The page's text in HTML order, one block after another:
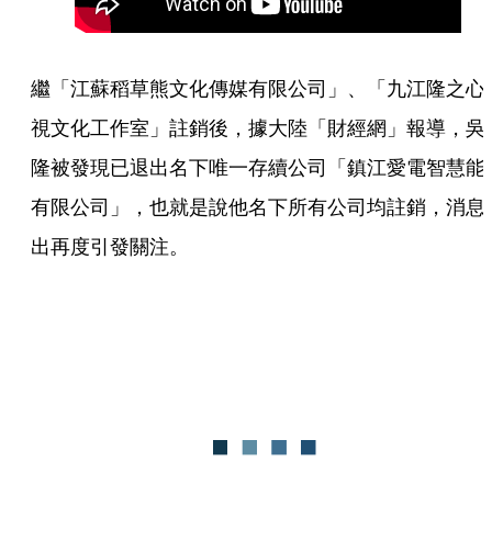
繼「江蘇稻草熊文化傳媒有限公司」、「九江隆之心
視文化工作室」註銷後，據大陸「財經網」報導，吳
隆被發現已退出名下唯一存續公司「鎮江愛電智慧能
有限公司」，也就是說他名下所有公司均註銷，消息
出再度引發關注。